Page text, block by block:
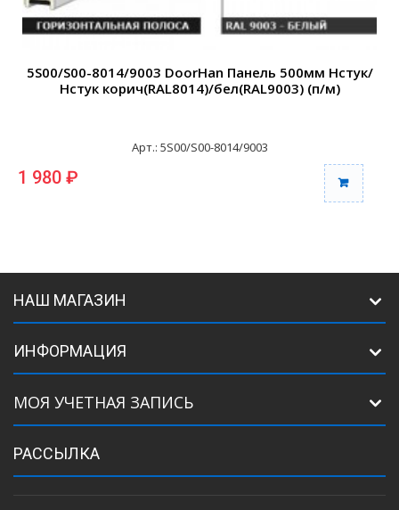
5S00/S00-8014/9003 DoorHan Панель 500мм Нстук/
Нстук корич(RAL8014)/бел(RAL9003) (п/м)
Арт.: 5S00/S00-8014/9003
1 980 ₽
НАШ МАГАЗИН
ИНФОРМАЦИЯ
МОЯ УЧЕТНАЯ ЗАПИСЬ
РАССЫЛКА